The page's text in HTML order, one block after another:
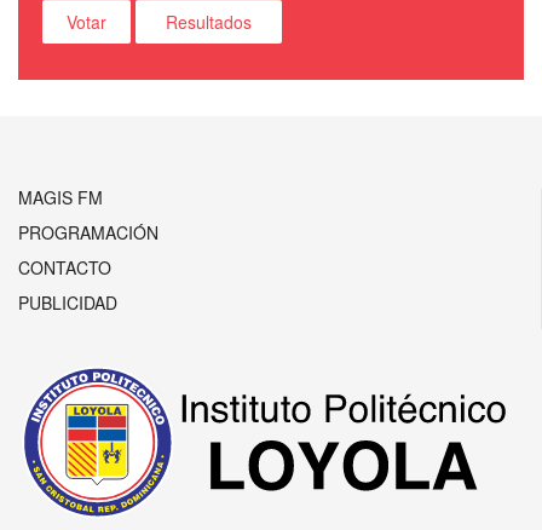
MAGIS FM
PROGRAMACIÓN
CONTACTO
PUBLICIDAD